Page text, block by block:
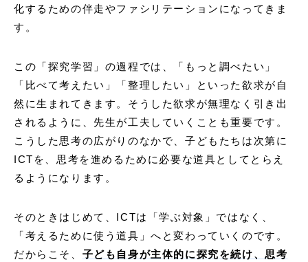
化するための伴走やファシリテーションになってきま
す。
この「探究学習」の過程では、「もっと調べたい」
「比べて考えたい」「整理したい」といった欲求が自
然に生まれてきます。そうした欲求が無理なく引き出
されるように、先生が工夫していくことも重要です。
こうした思考の広がりのなかで、子どもたちは次第に
ICTを、思考を進めるために必要な道具としてとらえ
るようになります。
そのときはじめて、ICTは「学ぶ対象」ではなく、
「考えるために使う道具」へと変わっていくのです。
だからこそ、 子ども自身が主体的に探究を続け、思考